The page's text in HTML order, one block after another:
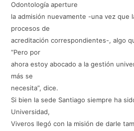
Odontología aperture
la admisión nuevamente -una vez que
procesos de
acreditación correspondientes-, algo
“Pero por
ahora estoy abocado a la gestión
más se
necesita”, dice.
Si bien la sede Santiago siempre ha
Universidad,
Viveros llegó con la misión de darle